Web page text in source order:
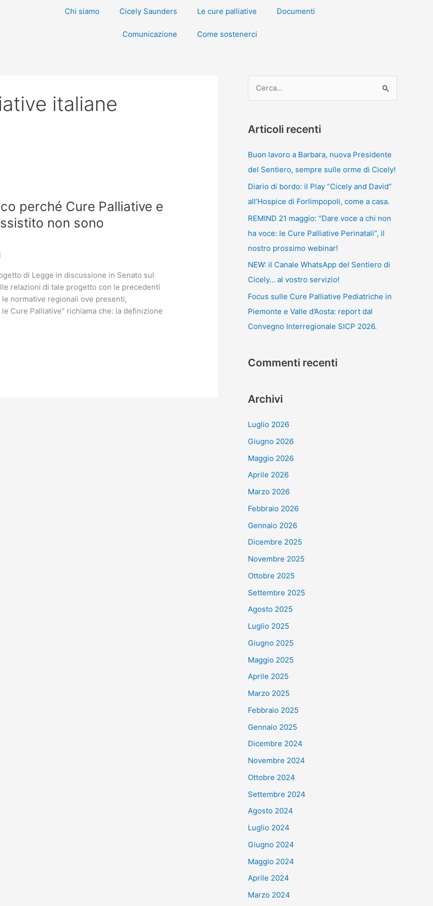
Chi siamo Cicely Saunders Le cure palliative Documenti
Comunicazione Come sostenerci
italiane
perché Cure Palliative e
non sono
di Legge in discussione in Senato sul
relazioni di tale progetto con le precedenti
normative regionali ove presenti,
Cure Palliative” richiama che: la definizione
c
a
Articoli recenti
Buon lavoro a Barbara, nuova Presidente
del Sentiero, sempre sulle orme di Cicely!
Diario di bordo: il Play “Cicely and David”
all’Hospice di Forlimpopoli, come a casa.
REMIND 21 maggio: “Dare voce a chi non
ha voce: le Cure Palliative Perinatali”, il
nostro prossimo webinar!
NEW: il Canale WhatsApp del Sentiero di
Cicely… al vostro servizio!
Focus sulle Cure Palliative Pediatriche in
Piemonte e Valle d’Aosta: report dal
Convegno Interregionale SICP 2026.
Commenti recenti
Archivi
Luglio 2026
Giugno 2026
Maggio 2026
Aprile 2026
Marzo 2026
Febbraio 2026
Gennaio 2026
Dicembre 2025
Novembre 2025
Ottobre 2025
Settembre 2025
Agosto 2025
Luglio 2025
Giugno 2025
Maggio 2025
Aprile 2025
Marzo 2025
Febbraio 2025
Gennaio 2025
Dicembre 2024
Novembre 2024
Ottobre 2024
Settembre 2024
Agosto 2024
Luglio 2024
Giugno 2024
Maggio 2024
Aprile 2024
Marzo 2024